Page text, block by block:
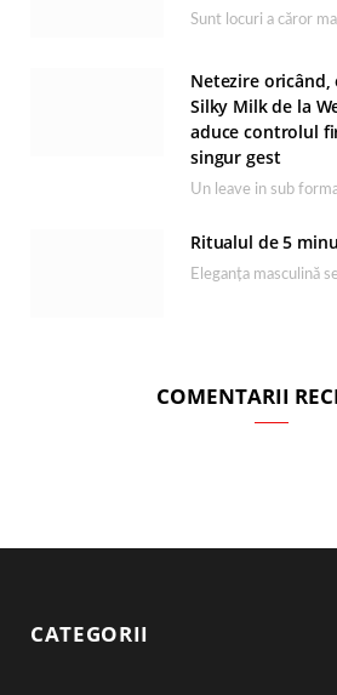
Netezire
Silky Milk de la
aduce controlul
singur gest
Ritualul de 5
COMENTARII
CATEGORII